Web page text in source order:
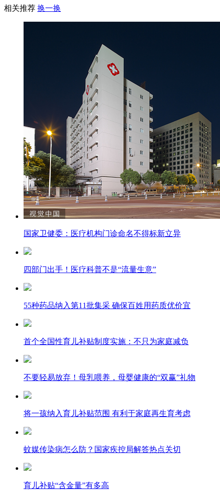
相关推荐 换一换
国家卫健委：医疗机构门诊命名不得标新立异
四部门出手！医疗科普不是“流量生意”
55种药品纳入第11批集采 确保百姓用药质优价宜
首个全国性育儿补贴制度实施：不只为家庭减负
不要轻易放弃！母乳喂养，母婴健康的“双赢”礼物
将一孩纳入育儿补贴范围 有利于家庭再生育考虑
蚊媒传染病怎么防？国家疾控局解答热点关切
育儿补贴“含金量”有多高